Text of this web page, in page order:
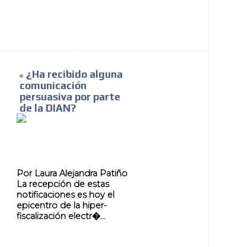
¿Ha recibido alguna
comunicación
persuasiva por parte
de la DIAN?
Por Laura Alejandra Patiño
La recepción de estas
notificaciones es hoy el
epicentro de la hiper-
fiscalización electr�...